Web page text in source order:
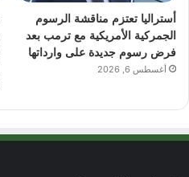
أستراليا تعتزم مناقشة الرسوم
الجمركية الأمريكية مع ترمب بعد
فرض رسوم جديدة على وارداتها
أغسطس 6, 2026